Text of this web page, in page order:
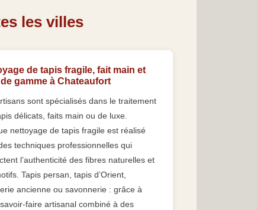
les villes
de tapis fragile, fait main et
gamme à Chateaufort
sont spécialisés dans le traitement
délicats, faits main ou de luxe.
nettoyage de tapis fragile est réalisé
techniques professionnelles qui
l’authenticité des fibres naturelles et
Tapis persan, tapis d’Orient,
ancienne ou savonnerie : grâce à
faire artisanal combiné à des